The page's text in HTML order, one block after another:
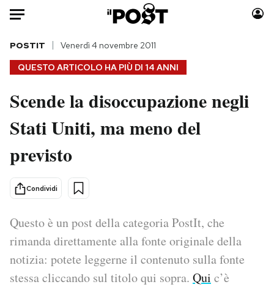
Auto
HOME
Italia
Politica
Tecnologia
Scienza
Economia
Sport
Moda
Consumismi
Altrecose
Mondiali calcio 2026
QUESTO ARTICOLO HA PIÙ DI 14 ANNI
POSTIT Venerdì 4 novembre 2011
Scende la disoccupazione negli
Stati Uniti, ma meno del
previsto
Condividi
Questo è un post della categoria PostIt, che
rimanda direttamente alla fonte originale della
notizia: potete leggerne il contenuto sulla fonte
stessa cliccando sul titolo qui sopra. Qui c’è